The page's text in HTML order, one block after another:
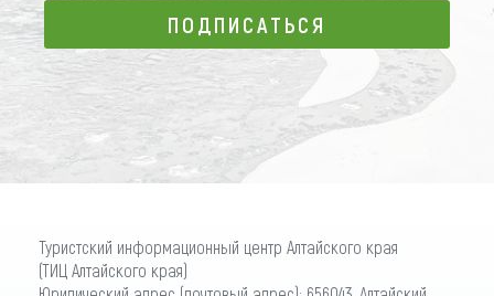
ПОДПИСАТЬСЯ
ПОДПИСАТЬСЯ
Туристский информационный центр Алтайского края
(ТИЦ Алтайского края)